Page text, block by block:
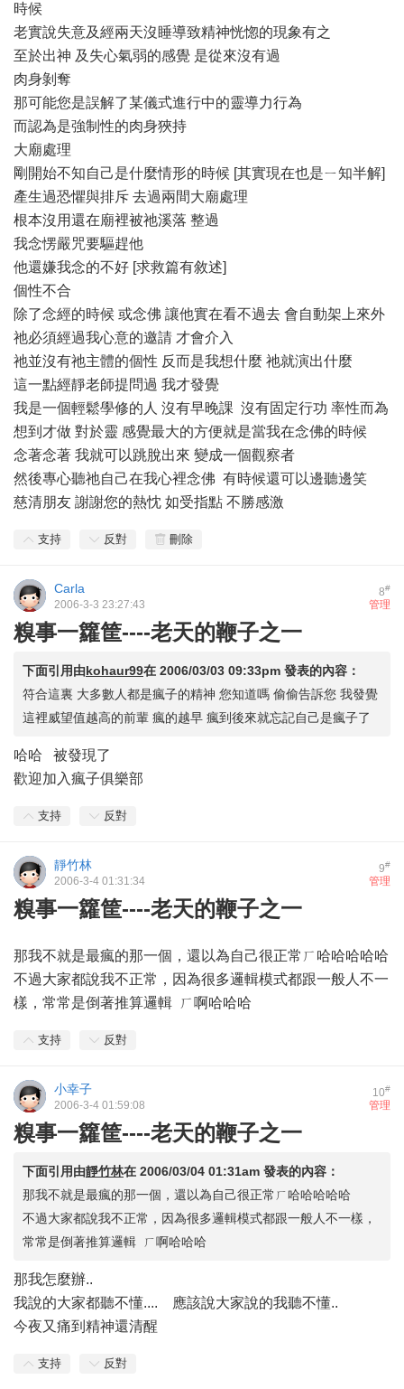
時候
老實說失意及經兩天沒睡導致精神恍惚的現象有之
至於出神 及失心氣弱的感覺 是從來沒有過
肉身剝奪
那可能您是誤解了某儀式進行中的靈導力行為
而認為是強制性的肉身狹持
大廟處理
剛開始不知自己是什麼情形的時候 [其實現在也是ㄧ知半解]
產生過恐懼與排斥 去過兩間大廟處理
根本沒用還在廟裡被祂溪落 整過
我念愣嚴咒要驅趕他
他還嫌我念的不好 [求救篇有敘述]
個性不合
除了念經的時候 或念佛 讓他實在看不過去 會自動架上來外
祂必須經過我心意的邀請 才會介入
祂並沒有祂主體的個性 反而是我想什麼 祂就演出什麼
這一點經靜老師提問過 我才發覺
我是一個輕鬆學修的人 沒有早晚課 沒有固定行功 率性而為
想到才做 對於靈 感覺最大的方便就是當我在念佛的時候
念著念著 我就可以跳脫出來 變成一個觀察者
然後專心聽祂自己在我心裡念佛 有時候還可以邊聽邊笑
慈清朋友 謝謝您的熱忱 如受指點 不勝感激
支持 反對 刪除
8#
Carla
管理
2006-3-3 23:27:43
糗事一籮筐----老天的鞭子之一
下面引用由kohaur99在 2006/03/03 09:33pm 發表的內容：
符合這裏 大多數人都是瘋子的精神 您知道嗎 偷偷告訴您 我發覺
這裡威望值越高的前輩 瘋的越早 瘋到後來就忘記自己是瘋子了
哈哈 被發現了
歡迎加入瘋子俱樂部
支持 反對
9#
靜竹林
管理
2006-3-4 01:31:34
糗事一籮筐----老天的鞭子之一
那我不就是最瘋的那一個，還以為自己很正常ㄏ哈哈哈哈哈
不過大家都說我不正常，因為很多邏輯模式都跟一般人不一
樣，常常是倒著推算邏輯 ㄏ啊哈哈哈
支持 反對
10#
小幸子
管理
2006-3-4 01:59:08
糗事一籮筐----老天的鞭子之一
下面引用由靜竹林在 2006/03/04 01:31am 發表的內容：
那我不就是最瘋的那一個，還以為自己很正常ㄏ哈哈哈哈哈
不過大家都說我不正常，因為很多邏輯模式都跟一般人不一樣，
常常是倒著推算邏輯 ㄏ啊哈哈哈
那我怎麼辦..
我說的大家都聽不懂....
應該說大家說的我聽不懂..
今夜又痛到精神還清醒
支持 反對